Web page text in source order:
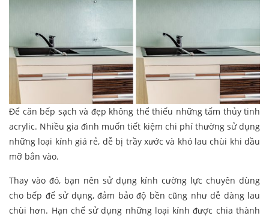
Để căn bếp sạch và đẹp không thể thiếu những tấm thủy tinh
acrylic. Nhiều gia đình muốn tiết kiệm chi phí thường sử dụng
những loại kính giá rẻ, dễ bị trầy xước và khó lau chùi khi dầu
mỡ bắn vào.
Thay vào đó, bạn nên sử dụng kính cường lực chuyên dùng
cho bếp để sử dụng, đảm bảo độ bền cũng như dễ dàng lau
chùi hơn. Hạn chế sử dụng những loại kính được chia thành